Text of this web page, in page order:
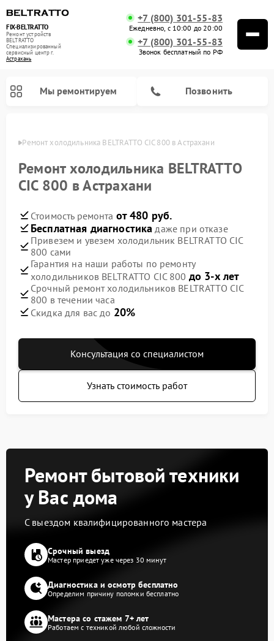
FIX-BELTRATTO
Ремонт устройств
BELTRATTO
Специализированный
cервисный центр г.
Астрахань
+7 (800) 301-55-83
Ежедневно, с 10:00 до 20:00
+7 (800) 301-55-83
Звонок бесплатный по РФ
Мы ремонтируем Позвонить
Ремонт холодильника BELTRATTO CIC 800 в Астрахани
Ремонт холодильника BELTRATTO
CIC 800 в Астрахани
Стоимость ремонта от 480 руб.
Бесплатная диагностика даже при отказе
Привезем и увезем холодильник BELTRATTO CIC
800 сами
Гарантия на наши работы по ремонту
холодильников BELTRATTO CIC 800 до 3-х лет
Срочный ремонт холодильников BELTRATTO CIC
800 в течении часа
Скидка для вас до 20%
Консультация со специалистом
Узнать стоимость работ
Ремонт бытовой техники
у Вас дома
С выездом квалифицированного мастера
Срочный выезд
Мастер приедет уже через 30 минут
Диагностика и осмотр бесплатно
Определим причину поломки бесплатно
Мастера со стажем 7+ лет
Работаем с техникой любой сложности